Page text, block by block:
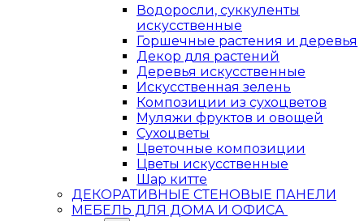
Водоросли, суккуленты
искусственные
Горшечные растения и деревья
Декор для растений
Деревья искусственные
Искусственная зелень
Композиции из сухоцветов
Муляжи фруктов и овощей
Сухоцветы
Цветочные композиции
Цветы искусственные
Шар китте
ДЕКОРАТИВНЫЕ СТЕНОВЫЕ ПАНЕЛИ
МЕБЕЛЬ ДЛЯ ДОМА И ОФИСА